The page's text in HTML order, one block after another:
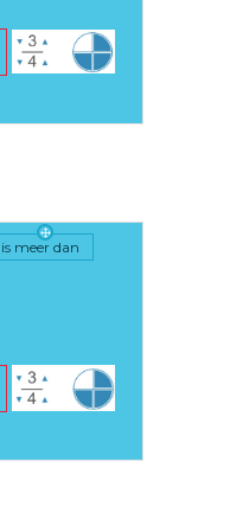
is meer dan